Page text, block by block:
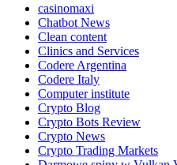
casinomaxi
Chatbot News
Clean content
Clinics and Services
Codere Argentina
Codere Italy
Computer institute
Crypto Blog
Crypto Bots Review
Crypto News
Crypto Trading Markets